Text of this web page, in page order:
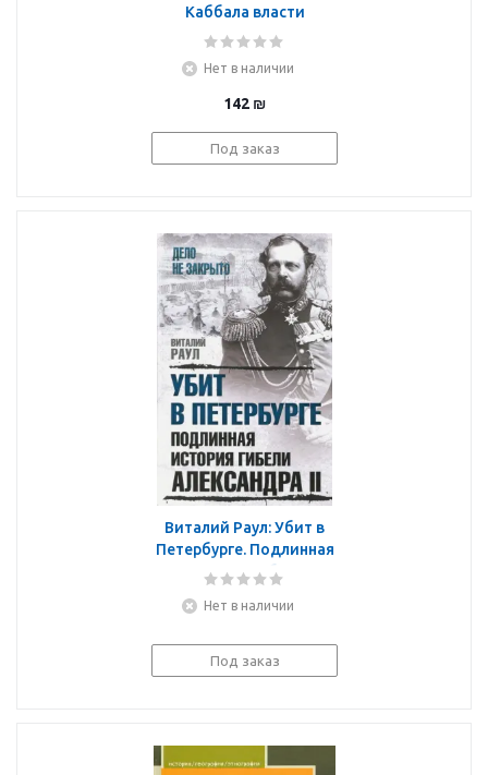
Каббала власти
Нет в наличии
142 ₪
Под заказ
Виталий Раул: Убит в
Петербурге. Подлинная
история гибели
Нет в наличии
Под заказ